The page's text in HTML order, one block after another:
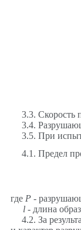
3.3. Скорость
3.4.
3.5. При
4.1. Предел
где Р -
l- длина
4.2. За